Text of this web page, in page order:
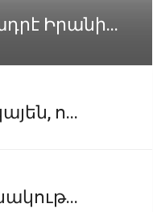
Իրանի...
ո...